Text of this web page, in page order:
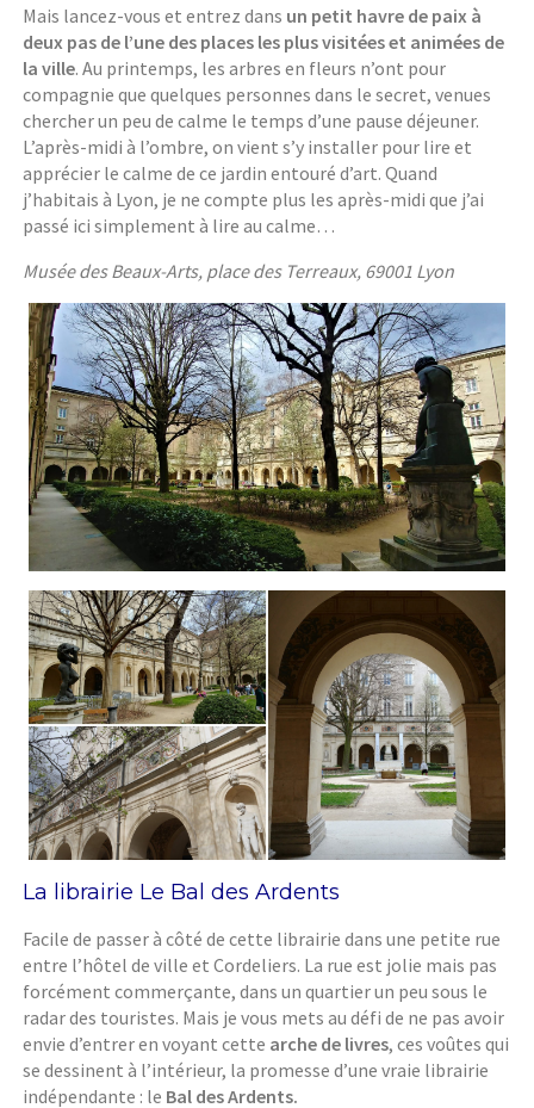
Mais lancez-vous et entrez dans un petit havre de paix à
deux pas de l’une des places les plus visitées et animées de
la ville. Au printemps, les arbres en fleurs n’ont pour
compagnie que quelques personnes dans le secret, venues
chercher un peu de calme le temps d’une pause déjeuner.
L’après-midi à l’ombre, on vient s’y installer pour lire et
apprécier le calme de ce jardin entouré d’art. Quand
j’habitais à Lyon, je ne compte plus les après-midi que j’ai
passé ici simplement à lire au calme…
Musée des Beaux-Arts, place des Terreaux, 69001 Lyon
La librairie Le Bal des Ardents
Facile de passer à côté de cette librairie dans une petite rue
entre l’hôtel de ville et Cordeliers. La rue est jolie mais pas
forcément commerçante, dans un quartier un peu sous le
radar des touristes. Mais je vous mets au défi de ne pas avoir
envie d’entrer en voyant cette arche de livres, ces voûtes qui
se dessinent à l’intérieur, la promesse d’une vraie librairie
indépendante : le Bal des Ardents.